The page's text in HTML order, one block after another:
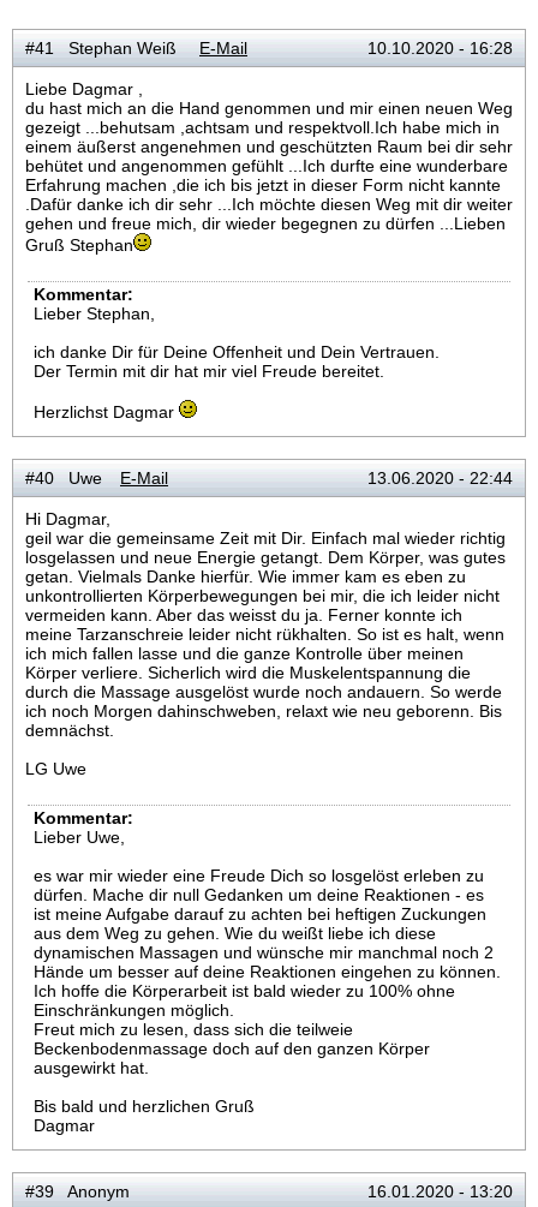
#41 Stephan Weiß E-Mail 10.10.2020 - 16:28
Liebe Dagmar ,
du hast mich an die Hand genommen und mir einen neuen Weg
gezeigt ...behutsam ,achtsam und respektvoll.Ich habe mich in
einem äußerst angenehmen und geschützten Raum bei dir sehr
behütet und angenommen gefühlt ...Ich durfte eine wunderbare
Erfahrung machen ,die ich bis jetzt in dieser Form nicht kannte
.Dafür danke ich dir sehr ...Ich möchte diesen Weg mit dir weiter
gehen und freue mich, dir wieder begegnen zu dürfen ...Lieben
Gruß Stephan
Kommentar:
Lieber Stephan,
ich danke Dir für Deine Offenheit und Dein Vertrauen.
Der Termin mit dir hat mir viel Freude bereitet.
Herzlichst Dagmar
#40 Uwe E-Mail 13.06.2020 - 22:44
Hi Dagmar,
geil war die gemeinsame Zeit mit Dir. Einfach mal wieder richtig
losgelassen und neue Energie getangt. Dem Körper, was gutes
getan. Vielmals Danke hierfür. Wie immer kam es eben zu
unkontrollierten Körperbewegungen bei mir, die ich leider nicht
vermeiden kann. Aber das weisst du ja. Ferner konnte ich
meine Tarzanschreie leider nicht rükhalten. So ist es halt, wenn
ich mich fallen lasse und die ganze Kontrolle über meinen
Körper verliere. Sicherlich wird die Muskelentspannung die
durch die Massage ausgelöst wurde noch andauern. So werde
ich noch Morgen dahinschweben, relaxt wie neu geborenn. Bis
demnächst.
LG Uwe
Kommentar:
Lieber Uwe,
es war mir wieder eine Freude Dich so losgelöst erleben zu
dürfen. Mache dir null Gedanken um deine Reaktionen - es
ist meine Aufgabe darauf zu achten bei heftigen Zuckungen
aus dem Weg zu gehen. Wie du weißt liebe ich diese
dynamischen Massagen und wünsche mir manchmal noch 2
Hände um besser auf deine Reaktionen eingehen zu können.
Ich hoffe die Körperarbeit ist bald wieder zu 100% ohne
Einschränkungen möglich.
Freut mich zu lesen, dass sich die teilweie
Beckenbodenmassage doch auf den ganzen Körper
ausgewirkt hat.
Bis bald und herzlichen Gruß
Dagmar
#39 Anonym 16.01.2020 - 13:20